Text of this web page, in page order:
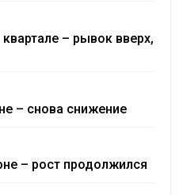
– рывок вверх,
– снова снижение
– рост продолжился